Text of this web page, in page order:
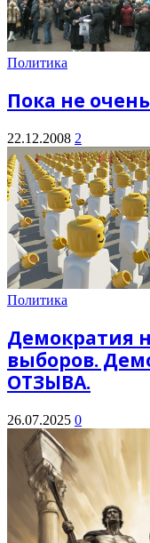
Политика
Пока не
22.12.2008 2
Политика
Демократия
выборов.
ОТЗЫВА.
26.07.2025 0